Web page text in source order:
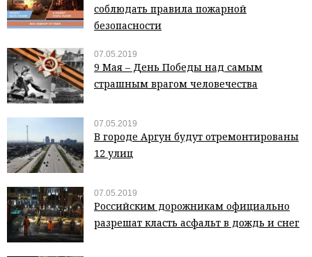
соблюдать правила пожарной
безопасности
07.05.2019
9 Мая – День Победы над самым
страшным врагом человечества
07.05.2019
В городе Аргун будут отремонтированы
12 улиц
07.05.2019
Российским дорожникам официально
разрешат класть асфальт в дождь и снег